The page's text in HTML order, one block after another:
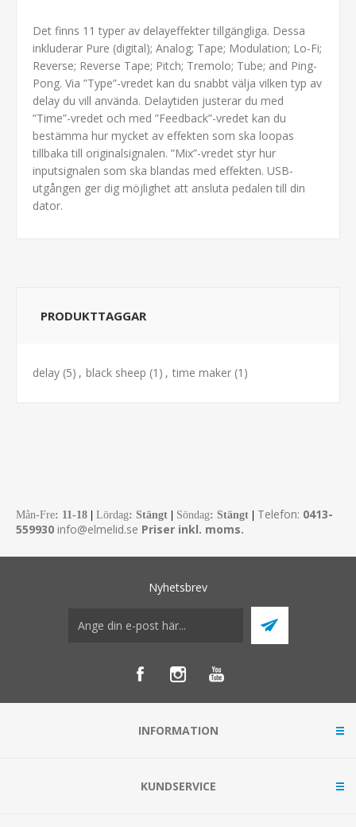
Det finns 11 typer av delayeffekter tillgängliga. Dessa
inkluderar Pure (digital); Analog; Tape; Modulation; Lo-Fi;
Reverse; Reverse Tape; Pitch; Tremolo; Tube; and Ping-
Pong. Via ”Type”-vredet kan du snabbt välja vilken typ av
delay du vill använda. Delaytiden justerar du med
”Time”-vredet och med ”Feedback”-vredet kan du
bestämma hur mycket av effekten som ska loopas
tillbaka till originalsignalen. ”Mix”-vredet styr hur
inputsignalen som ska blandas med effekten. USB-
utgången ger dig möjlighet att ansluta pedalen till din
dator.
PRODUKTTAGGAR
delay (5) , black sheep (1) , time maker (1)
Mån-Fre: 11-18 Lördag: Stängt Söndag: Stängt Telefon: 0413-
559930 info@elmelid.se Priser inkl. moms.
Nyhetsbrev
INFORMATION
KUNDSERVICE